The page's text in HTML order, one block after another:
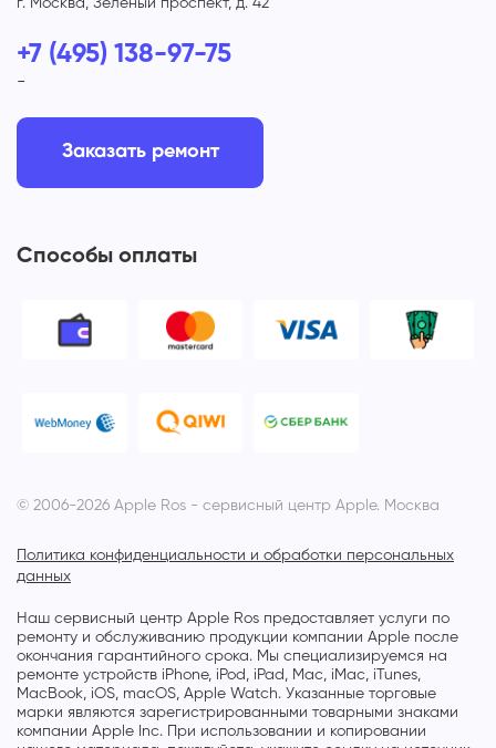
+7 (495) 138-97-75
-
Заказать ремонт
Способы оплаты
© 2006-2026 Apple Ros - сервисный центр Apple. Москва
Наш сервисный центр Apple Ros предоставляет услуги по
ремонту и обслуживанию продукции компании Apple после
окончания гарантийного срока. Мы специализируемся на
ремонте устройств iPhone, iPod, iPad, Mac, iMac, iTunes,
MacBook, iOS, macOS, Apple Watch. Указанные торговые
марки являются зарегистрированными товарными знаками
компании Apple Inc. При использовании и копировании
Политика конфиденциальности и обработки персональных
данных